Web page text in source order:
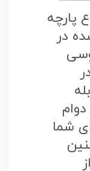
پارچه
در
شما